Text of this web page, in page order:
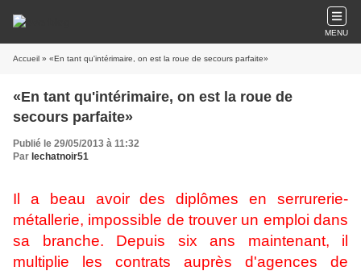
MENU
Accueil » «En tant qu'intérimaire, on est la roue de secours parfaite»
«En tant qu'intérimaire, on est la roue de
secours parfaite»
Publié le 29/05/2013 à 11:32
Par lechatnoir51
Il a beau avoir des diplômes en serrurerie-
métallerie, impossible de trouver un emploi dans
sa branche. Depuis six ans maintenant, il
multiplie les contrats auprès d'agences de